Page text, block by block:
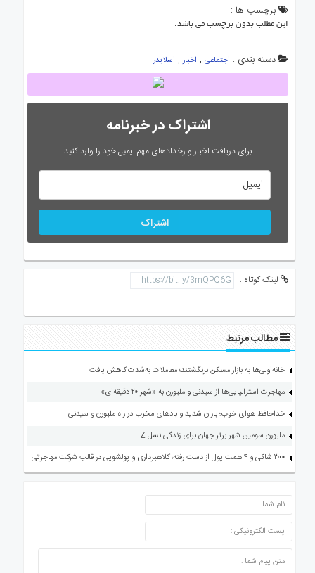
برچسب ها :
این مطلب بدون برچسب می باشد.
دسته بندی : اجتماعی, اخبار, اسلایدر
اشتراک در خبرنامه
برای دریافت اخبار و رخدادهای مهم ایمیل خود را وارد کنید
اشتراک
لینک کوتاه :
مطالب مرتبط
خانه‌اولی‌ها به بازار مسکن برنگشتند؛ معاملات به‌شدت کاهش یافت
مهاجرت استرالیایی‌ها از سیدنی و ملبورن به «شهر ۲۰ دقیقه‌ای»
خداحافظ هوای خوب؛ باران شدید و بادهای مخرب در راه ملبورن و سیدنی
ملبورن سومین شهر برتر جهان برای زندگی نسل Z
۳۰۰ شاکی و ۴ همت پول از دست رفته؛ کلاهبرداری و پولشویی در قالب شرکت مهاجرتی
ارسال دیدگاه